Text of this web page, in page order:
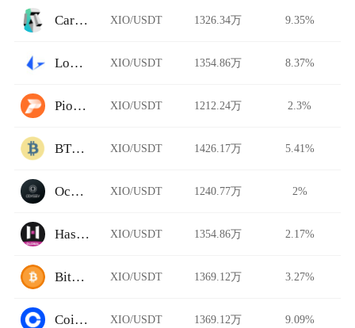
Carbon DeFi XIO/USDT 1326.34万 9.35%
Loopring AMM XIO/USDT 1354.86万 8.37%
Pionex XIO/USDT 1212.24万 2.3%
BTCTradeUA XIO/USDT 1426.17万 5.41%
Ocnex XIO/USDT 1240.77万 2%
HashKey Global XIO/USDT 1354.86万 2.17%
BitFlip XIO/USDT 1369.12万 3.27%
Coinbase Pro XIO/USDT 1369.12万 9.09%